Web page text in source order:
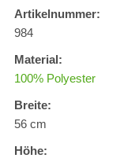
Artikelnummer:
984
Material:
100% Polyester
Breite:
56 cm
Höhe: